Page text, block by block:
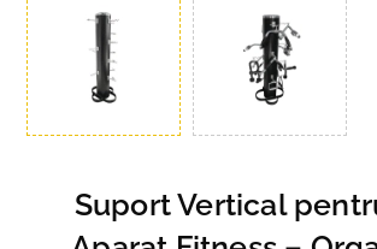
Suport Vertical